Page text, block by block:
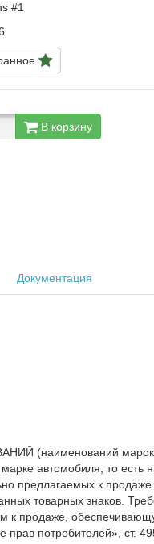
#1
В корзину
Документация
(наименований марок
автомобиля, то есть
предлагаемых к продаже
товарных знаков.
к продаже,
прав потребителей», ст.